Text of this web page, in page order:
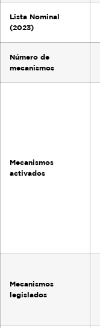
Lista Nominal
(2023)
Número de
mecanismos
Mecanismos
activados
Mecanismos
legislados